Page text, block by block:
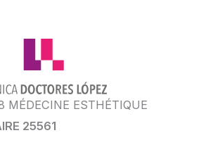
MÉDECINE ESTHÉTIQUE
25561